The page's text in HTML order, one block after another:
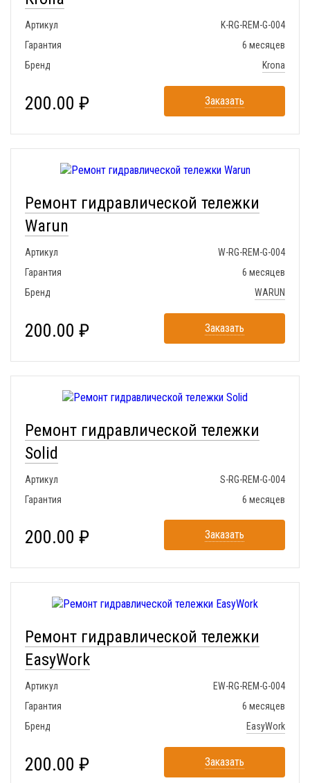
Артикул
K-RG-REM-G-004
Гарантия
6 месяцев
Бренд
Krona
200.00 ₽ Заказать
Ремонт гидравлической тележки
Warun
Артикул
W-RG-REM-G-004
Гарантия
6 месяцев
Бренд
WARUN
200.00 ₽ Заказать
Ремонт гидравлической тележки
Solid
Артикул
S-RG-REM-G-004
Гарантия
6 месяцев
200.00 ₽ Заказать
Ремонт гидравлической тележки
EasyWork
Артикул
EW-RG-REM-G-004
Гарантия
6 месяцев
Бренд
EasyWork
200.00 ₽ Заказать